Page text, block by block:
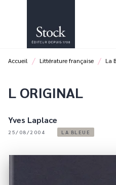
PIED DE PAGE
Accueil / Littérature française / La
L ORIGINAL
Yves Laplace
25/08/2004 LA BLEUE